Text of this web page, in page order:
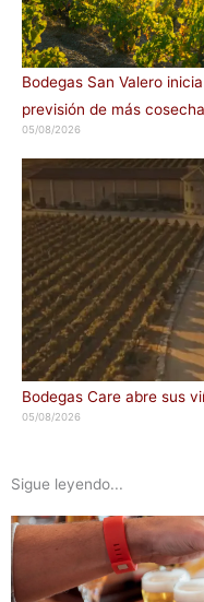
Bodegas San Valero
previsión de más cosecha
05/08/2026
Bodegas Care abre sus
05/08/2026
Sigue leyendo...